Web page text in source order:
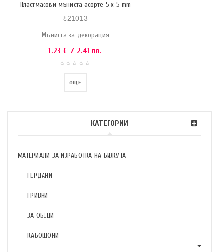
КАТЕГОРИИ
МАТЕРИАЛИ ЗА ИЗРАБОТКА НА БИЖУТА
ГЕРДАНИ
ГРИВНИ
ЗА ОБЕЦИ
КАБОШОНИ
Пластмасови мъниста асорте 5 x 5 mm
821013
Мъниста за декорация
1.23 € / 2.41 лв.
ОЩЕ